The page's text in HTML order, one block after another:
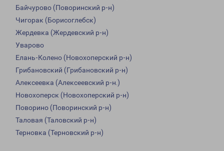
Байчурово (Поворинский р-н)
Чигорак (Борисоглебск)
Жердевка (Жердевский р-н)
Уварово
Елань-Колено (Новохоперский р-н)
Грибановский (Грибановский р-н)
Алексеевка (Алексеевский р-н.)
Новохоперск (Новохоперский р-н)
Поворино (Поворинский р-н)
Таловая (Таловский р-н)
Терновка (Терновский р-н)